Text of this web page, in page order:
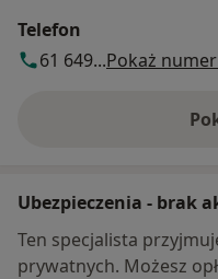
Telefon
61 649...Pokaż
Ubezpieczenia - brak
Ten specjalista
prywatnych. Możesz